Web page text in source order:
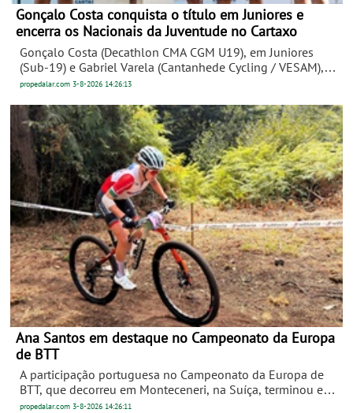
Gonçalo Costa conquista o título em Juniores e
encerra os Nacionais da Juventude no Cartaxo
Gonçalo Costa (Decathlon CMA CGM U19), em Juniores
(Sub-19) e Gabriel Varela (Cantanhede Cycling / VESAM),
em Cadetes (Sub-17) masculinos, sagraram-se este
o último dia dos Campeonatos Nacionais de Estrada da
Juventude. O Cartaxo foi palco das derradeiras decisões de
uma competição que, ao longo de três dias, reuniu os
melhores jovens corredores portugueses.
propedalar.com 3-8-2026 14:26:13
Ana Santos em destaque no Campeonato da Europa
de BTT
A participação portuguesa no Campeonato da Europa de
BTT, que decorreu em Monteceneri, na Suíça, terminou este
domingo com as provas de cross-country olímpico (XCO)
propedalar.com 3-8-2026 14:26:11